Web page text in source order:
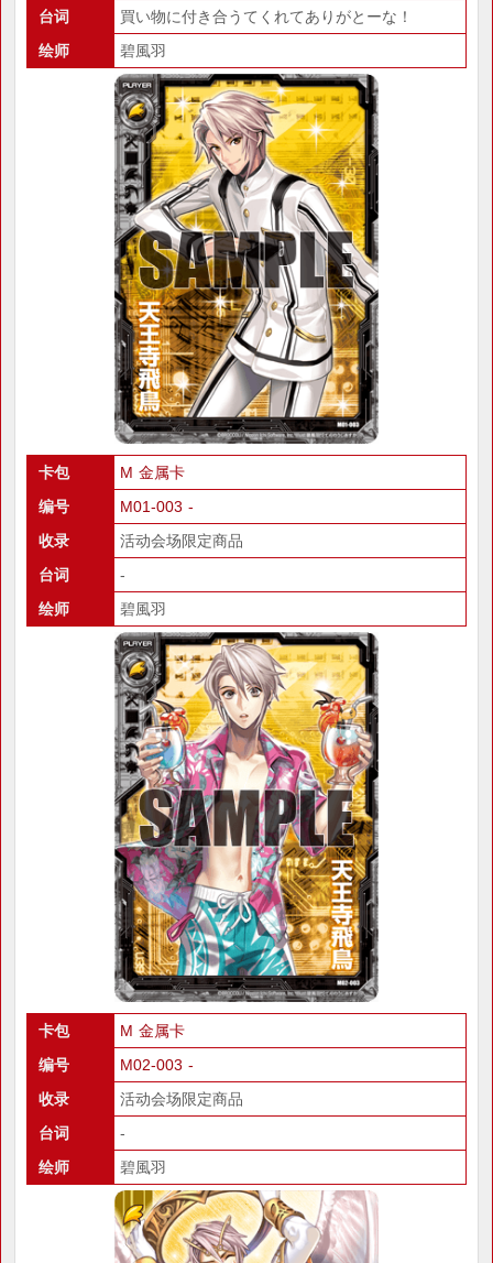
台词
買い物に付き合うてくれてありがとーな！
绘师
碧風羽
卡包
M 金属卡
编号
M01-003 -
收录
活动会场限定商品
台词
-
绘师
碧風羽
卡包
M 金属卡
编号
M02-003 -
收录
活动会场限定商品
台词
-
绘师
碧風羽